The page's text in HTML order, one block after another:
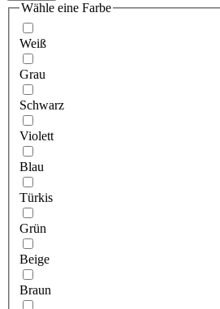
Wähle eine Farbe
Weiß
Grau
Schwarz
Violett
Blau
Türkis
Grün
Beige
Braun